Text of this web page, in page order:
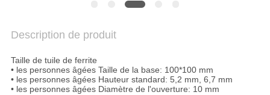
Description de produit
Taille de tuile de ferrite
• les personnes âgées Taille de la base: 100*100 mm
• les personnes âgées Hauteur standard: 5,2 mm, 6,7 mm
• les personnes âgées Diamètre de l'ouverture: 10 mm